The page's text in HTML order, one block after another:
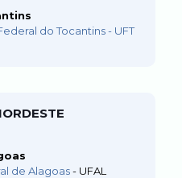
do Tocantins - UFT
de Alagoas- UFAL